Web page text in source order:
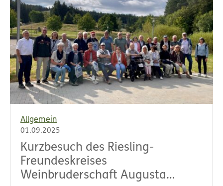
Allgemein
01.09.2025
Kurzbesuch des Riesling-
Freundeskreises
Weinbruderschaft Augusta